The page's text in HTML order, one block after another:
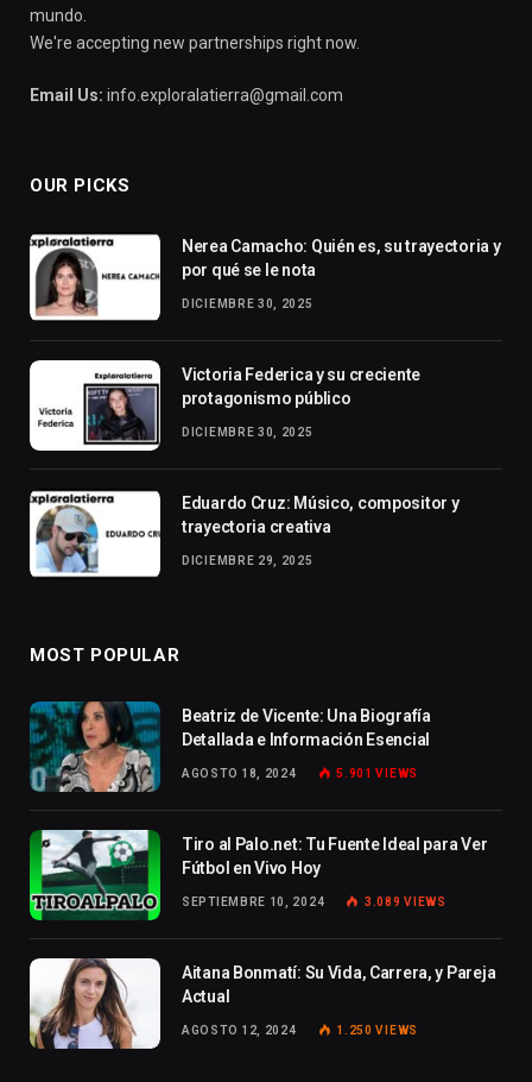
mundo.
We're accepting new partnerships right now.
Email Us: info.exploralatierra@gmail.com
OUR PICKS
Nerea Camacho: Quién es, su trayectoria y
por qué se le nota
DICIEMBRE 30, 2025
Victoria Federica y su creciente
protagonismo público
DICIEMBRE 30, 2025
Eduardo Cruz: Músico, compositor y
trayectoria creativa
DICIEMBRE 29, 2025
MOST POPULAR
Beatriz de Vicente: Una Biografía
Detallada e Información Esencial
AGOSTO 18, 2024 5.901VIEWS
Tiro al Palo.net: Tu Fuente Ideal para Ver
Fútbol en Vivo Hoy
SEPTIEMBRE 10, 2024 3.089VIEWS
Aitana Bonmatí: Su Vida, Carrera, y Pareja
Actual
AGOSTO 12, 2024 1.250VIEWS